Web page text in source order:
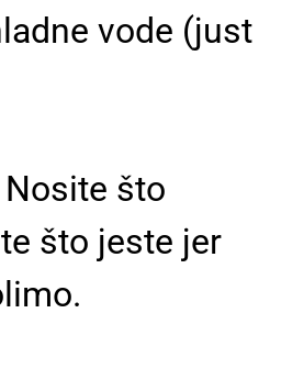
vode (just
što
što jeste jer